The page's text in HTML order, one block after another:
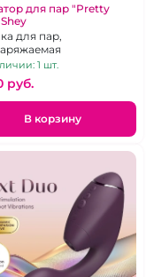
для пар "Pretty
для пар,
1 шт.
pуб.
В корзину